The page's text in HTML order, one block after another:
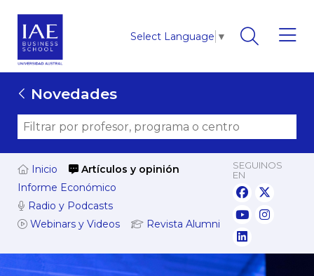
Select Language ▼
Novedades
Inicio
Artículos y opinión
Informe Económico
Radio y Podcasts
Webinars y Videos
Revista Alumni
SEGUINOS
EN